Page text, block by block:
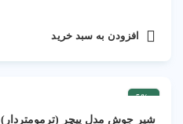
افزودن به سبد خرید
-5%
شیر جوش مدل پیچر (ترمومتردار)